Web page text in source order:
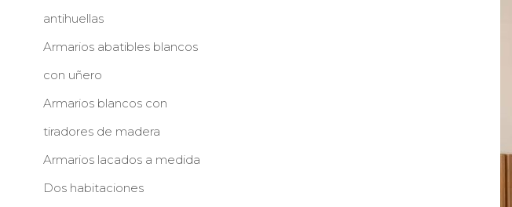
antihuellas
Armarios abatibles blancos
con uñero
Armarios blancos con
tiradores de madera
Armarios lacados a medida
Dos habitaciones